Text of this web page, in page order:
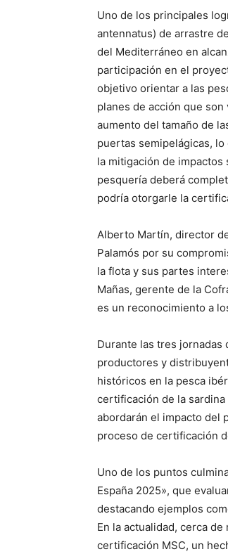
Uno de los principales
antennatus) de arrastre
del Mediterráneo en
participación en el
objetivo orientar a las
planes de acción que
aumento del tamaño de
puertas semipelágicas,
la mitigación de
pesquería deberá
podría otorgarle la
Alberto Martín, director
Palamós por su
la flota y sus partes
Mañas, gerente de la
es un reconocimiento a
Durante las tres jornadas
productores y
históricos en la pesca
certificación de la
abordarán el impacto del
proceso de certificación
Uno de los puntos
España 2025», que
destacando ejemplos
En la actualidad, cerca
certificación MSC, un